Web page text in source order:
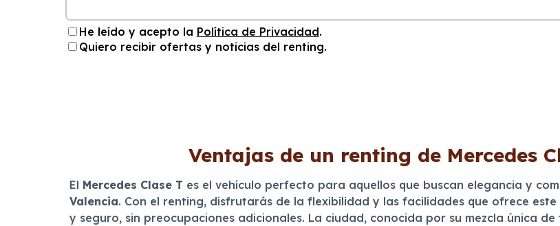
He leído y acepto la Política de Privacidad.
Quiero recibir ofertas y noticias del renting.
Ventajas de un renting de Mercedes
El Mercedes Clase T es el vehículo perfecto para aquellos que buscan elegancia y
Valencia. Con el renting, disfrutarás de la flexibilidad y las facilidades que ofrece
y seguro, sin preocupaciones adicionales. La ciudad, conocida por su mezcla única